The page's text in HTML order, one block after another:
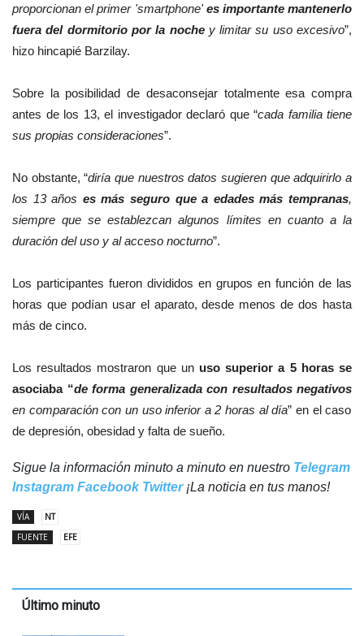
proporcionan el primer 'smartphone'es importante mantenerlo
fuera del dormitorio por la noche y limitar su uso excesivo”,
hizo hincapié Barzilay.
Sobre la posibilidad de desaconsejar totalmente esa compra
antes de los 13, el investigador declaró que “cada familia tiene
sus propias consideraciones”.
No obstante, “diría que nuestros datos sugieren que adquirirlo a
los 13 años es más seguro que a edades más tempranas,
siempre que se establezcan algunos límites en cuanto a la
duración del uso y al acceso nocturno”.
Los participantes fueron divididos en grupos en función de las
horas que podían usar el aparato, desde menos de dos hasta
más de cinco.
Los resultados mostraron que un uso superior a 5 horas se
asociaba “de forma generalizada con resultados negativos
en comparación con un uso inferior a 2 horas al día” en el caso
de depresión, obesidad y falta de sueño.
Sigue la información minuto a minuto en nuestro Telegram
Instagram Facebook Twitter¡La noticia en tus manos!
VÍA
NT
FUENTE
EFE
Último minuto